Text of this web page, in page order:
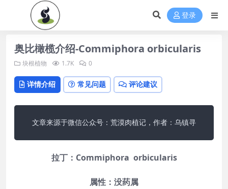
登录
奥比橄榄介绍-Commiphora orbicularis
块根植物 1.7K 0
详情介绍 常见问题 评论建议
文章来源于微信公众号：荒漠肉植记，作者：乌镇寻
拉丁：Commiphora orbicularis
属性：没药属